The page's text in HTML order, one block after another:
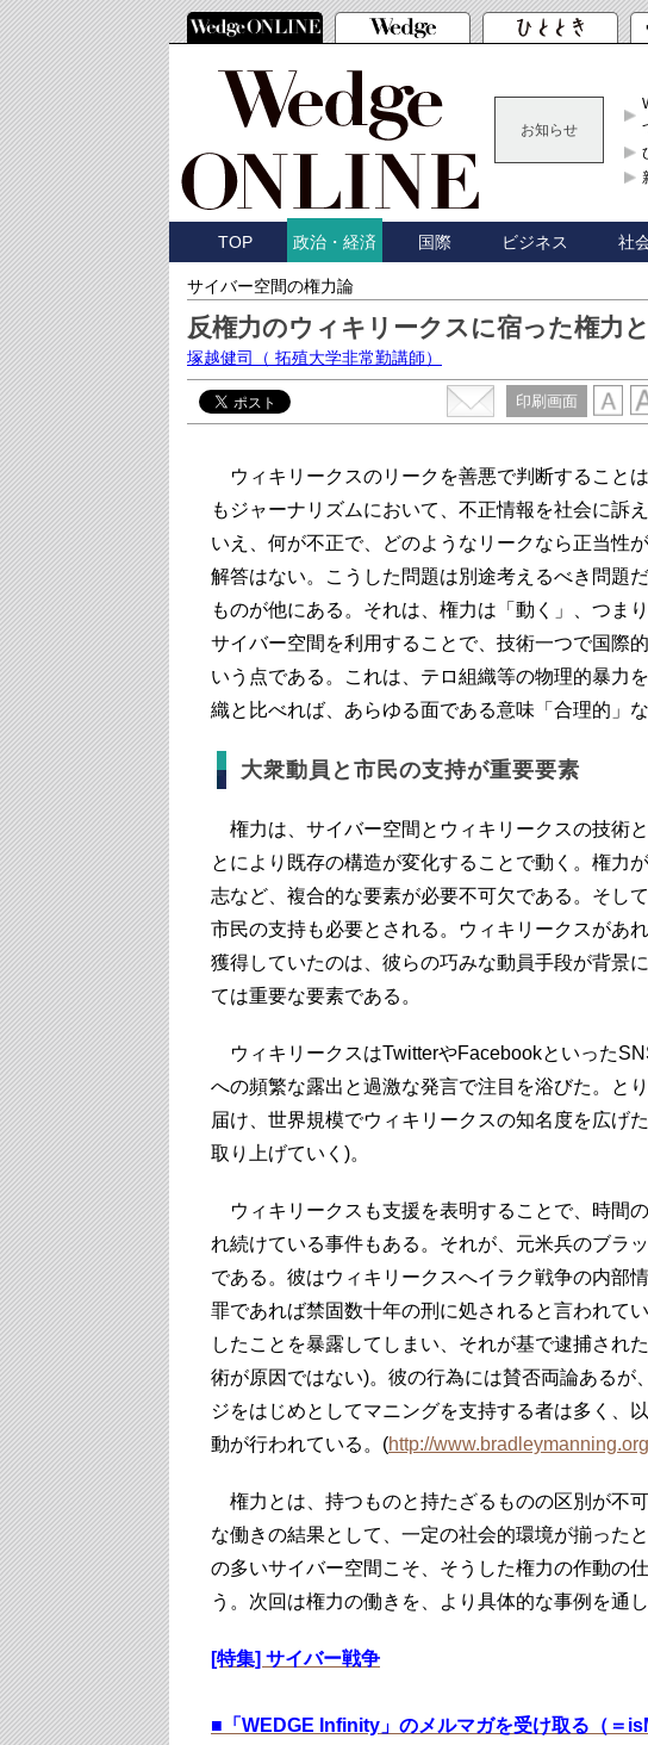
お知らせ
TOP 政治・経済 国際 ビジネス 社
サイバー空間の権力論
反権力のウィキリークスに宿った権力
塚越健司 （ 拓殖大学非常勤講師）
印刷画面
ウィキリークスのリークを善悪で判断すること
もジャーナリズムにおいて、不正情報を社会に訴
いえ、何が不正で、どのようなリークなら正当性
解答はない。こうした問題は別途考えるべき問題
ものが他にある。それは、権力は「動く」、つま
サイバー空間を利用することで、技術一つで国際
いう点である。これは、テロ組織等の物理的暴力
織と比べれば、あらゆる面である意味「合理的」
大衆動員と市民の支持が重要要素
権力は、サイバー空間とウィキリークスの技術
とにより既存の構造が変化することで動く。権力
志など、複合的な要素が必要不可欠である。そし
市民の支持も必要とされる。ウィキリークスがあ
獲得していたのは、彼らの巧みな動員手段が背景
ては重要な要素である。
ウィキリークスはTwitterやFacebookといった
への頻繁な露出と過激な発言で注目を浴びた。と
届け、世界規模でウィキリークスの知名度を広げ
取り上げていく)。
ウィキリークスも支援を表明することで、時間
れ続けている事件もある。それが、元米兵のブラ
である。彼はウィキリークスへイラク戦争の内部
罪であれば禁固数十年の刑に処されると言われて
したことを暴露してしまい、それが基で逮捕され
術が原因ではない)。彼の行為には賛否両論あるが
ジをはじめとしてマニングを支持する者は多く、
動が行われている。(http://
権力とは、持つものと持たざるものの区別が不
な働きの結果として、一定の社会的環境が揃った
の多いサイバー空間こそ、そうした権力の作動の
う。次回は権力の働きを、より具体的な事例を通
[特集] サイバー戦争
■ 「WEDGE Infinity」のメルマガを受け取る（＝